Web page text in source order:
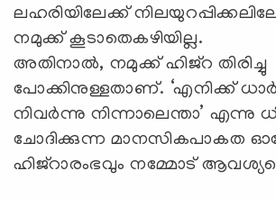
ലഹരിയിലേക്ക്
നമുക്ക് കൂടാതെകഴിയില്ല.
അതിനാല്‍, നമുക്ക് ഹിജ്‌റ തിരിച്ചു
പോക്കിനുള്ളതാണ്. ‘എനിക്ക്
നിവര്‍ന്നു നിന്നാലെന്താ’ എന്നു
ചോദിക്കുന്ന മാനസികപാകത
ഹിജ്‌റാരംഭവും നമ്മോട്